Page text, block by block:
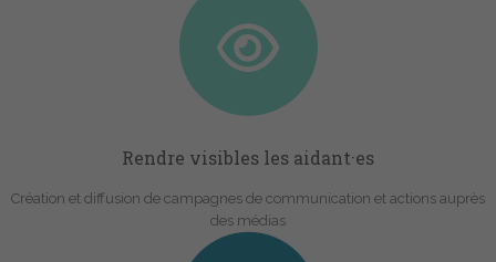
Rendre visibles les aidant·es
Création et diffusion de campagnes de communication et actions auprès
des médias